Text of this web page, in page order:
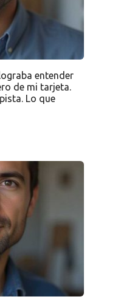
entender
de mi tarjeta.
Lo que